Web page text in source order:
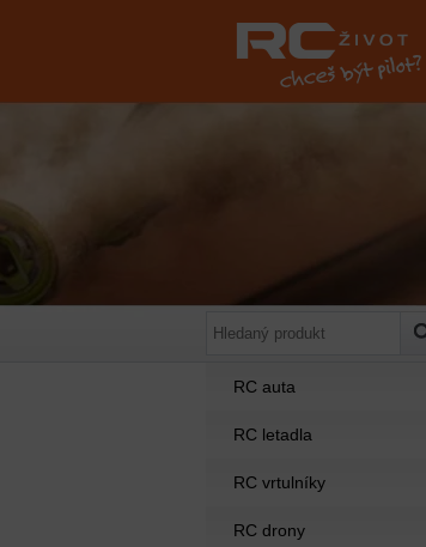
RC auta
RC letadla
RC vrtulníky
RC drony